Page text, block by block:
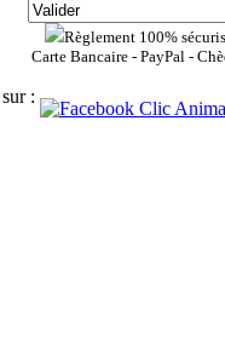
Règlement 100%
Carte Bancaire - PayPal -
: